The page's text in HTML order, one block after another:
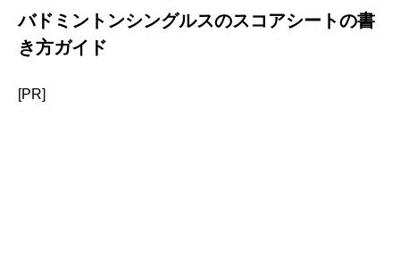
バドミントンシングルスのスコアシートの書
き方ガイド
[PR]